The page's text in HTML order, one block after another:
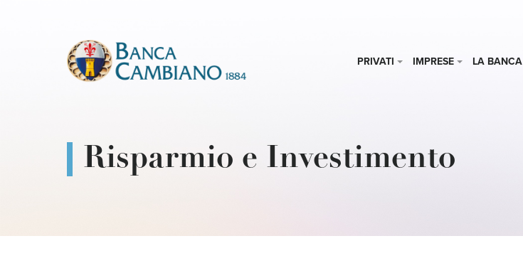
PRIVATI IMPRESE LA BANCA
Risparmio e Investimento